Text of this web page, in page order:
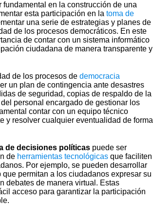
fundamental en la construcción de una
esta participación en la toma de
una serie de estrategias y planes de
de los procesos democráticos. En este
de contar con un sistema informático
ciudadana de manera transparente y
de los procesos de democracia
un plan de contingencia ante desastres
de seguridad, copias de respaldo de la
personal encargado de gestionar los
contar con un equipo técnico
y resolver cualquier eventualidad de forma
de decisiones políticas puede ser
de herramientas tecnológicas que faciliten
Por ejemplo, se pueden desarrollar
permitan a los ciudadanos expresar su
debates de manera virtual. Estas
acceso para garantizar la participación